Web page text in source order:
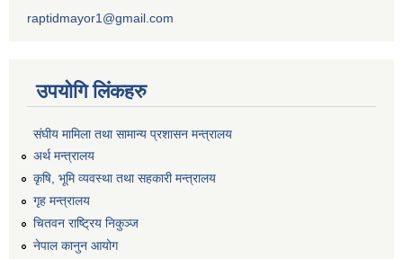
raptidmayor1@gmail.com
उपयोगि लिंकहरु
संघीय मामिला तथा सामान्य प्रशासन मन्त्रालय
अर्थ मन्त्रालय
कृषि, भूमि व्यवस्था तथा सहकारी मन्त्रालय
गृह मन्त्रालय
चितवन राष्ट्रिय निकुञ्ज
नेपाल कानुन आयोग